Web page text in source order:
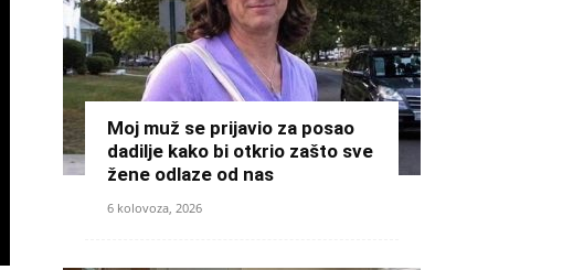
Moj muž se prijavio za posao
dadilje kako bi otkrio zašto sve
žene odlaze od nas
6 kolovoza, 2026